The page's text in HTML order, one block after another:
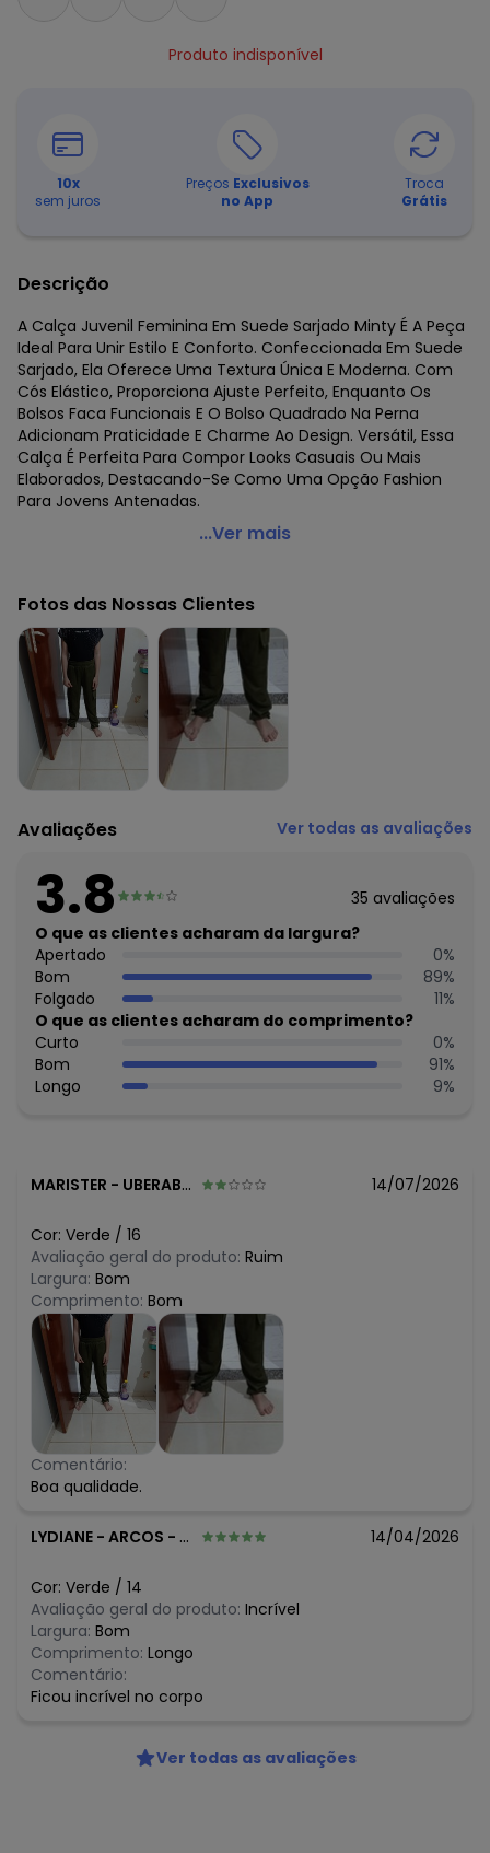
Produto indisponível
10x
sem juros
Preços Exclusivos
no App
Troca
Grátis
Descrição
A Calça Juvenil Feminina Em Suede Sarjado Minty É A Peça
Ideal Para Unir Estilo E Conforto. Confeccionada Em Suede
Sarjado, Ela Oferece Uma Textura Única E Moderna. Com
Cós Elástico, Proporciona Ajuste Perfeito, Enquanto Os
Bolsos Faca Funcionais E O Bolso Quadrado Na Perna
Adicionam Praticidade E Charme Ao Design. Versátil, Essa
Calça É Perfeita Para Compor Looks Casuais Ou Mais
Elaborados, Destacando-Se Como Uma Opção Fashion
Para Jovens Antenadas.
Minty - Calça Juvenil Feminina em Suede Sarjado Preto
Fornecedor: ROVITEX IND E COM DE MALHAS LTDA / CNPJ
79.233.672/0010-98
Feito: PARAGUAI
Cuidados para conservação do produto: Lavar à mão.
Não usar alvejante.
Não usar secadora.
Secar na sombra.
Não passar.
Não lavar a seco.
Tecido: Suede Sarjado
O preço apresentado abaixo é o menor oferecido em
algum dia do mês, para o menor tamanho disponível.
agosto/2026
julho/2026 N/D*
junho/2026 N/D*
maio/2026 N/D*
abril/2026
março/2026 N/D*
fevereiro/2026 N/D*
...Ver mais
Fotos das Nossas Clientes
Avaliações Ver todas as avaliações
3.8 35 avaliações
O que as clientes acharam da largura?
Apertado
0%
Bom
89%
Folgado
11%
O que as clientes acharam do comprimento?
Curto
0%
Bom
91%
Longo
9%
MARISTER - UBERABA - MG 14/07/2026
Cor: Verde / 16
Avaliação geral do produto: Ruim
Largura: Bom
Comprimento: Bom
Comentário:
Boa qualidade.
LYDIANE - ARCOS - MG 14/04/2026
Cor: Verde / 14
Avaliação geral do produto: Incrível
Largura: Bom
Comprimento: Longo
Comentário:
Ficou incrível no corpo
Ver todas as avaliações